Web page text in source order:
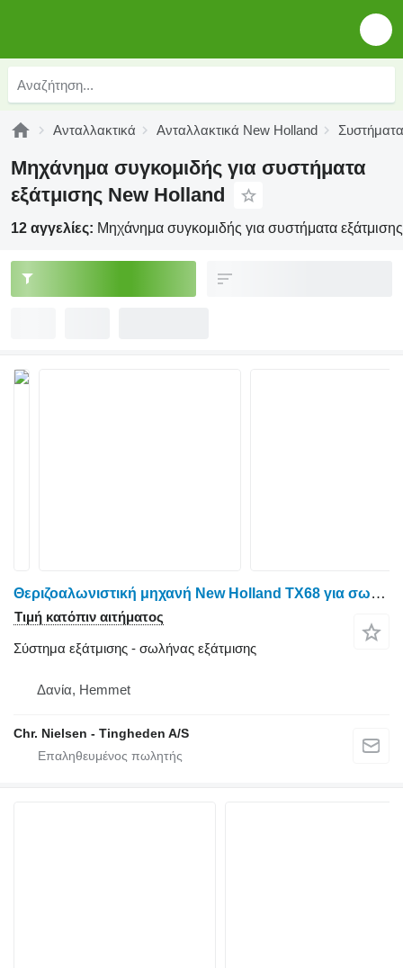
Ανταλλακτικά Ανταλλακτικά New Holland
Μηχάνημα συγκομιδής για συστήματα
εξάτμισης New Holland
12 αγγελίες: Μηχάνημα συγκομιδής για συστήματα
Θεριζοαλωνιστική μηχανή New Holland TX68 για σωλήνας εξάτμισης
Τιμή κατόπιν αιτήματος
Σύστημα εξάτμισης - σωλήνας εξάτμισης
Δανία, Hemmet
Chr. Nielsen - Tingheden A/S